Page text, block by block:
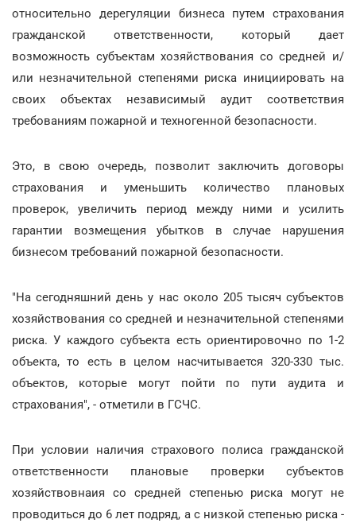
относительно дерегуляции бизнеса путем страхования
гражданской ответственности, который дает
возможность субъектам хозяйствования со средней и/
или незначительной степенями риска инициировать на
своих объектах независимый аудит соответствия
требованиям пожарной и техногенной безопасности.
Это, в свою очередь, позволит заключить договоры
страхования и уменьшить количество плановых
проверок, увеличить период между ними и усилить
гарантии возмещения убытков в случае нарушения
бизнесом требований пожарной безопасности.
"На сегодняшний день у нас около 205 тысяч субъектов
хозяйствования со средней и незначительной степенями
риска. У каждого субъекта есть ориентировочно по 1-2
объекта, то есть в целом насчитывается 320-330 тыс.
объектов, которые могут пойти по пути аудита и
страхования", - отметили в ГСЧС.
При условии наличия страхового полиса гражданской
ответственности плановые проверки субъектов
хозяйствовнаия со средней степенью риска могут не
проводиться до 6 лет подряд, а с низкой степенью риска -